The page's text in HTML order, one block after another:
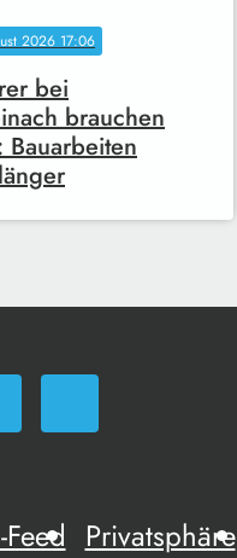
2026 17:06
bei
brauchen
Feed Privatsphäre